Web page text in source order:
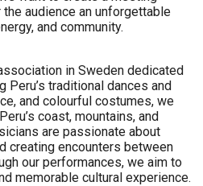
audience an unforgettable
and community.
in Sweden dedicated
Peru’s traditional dances and
and colourful costumes, we
coast, mountains, and
are passionate about
creating encounters between
our performances, we aim to
memorable cultural experience.